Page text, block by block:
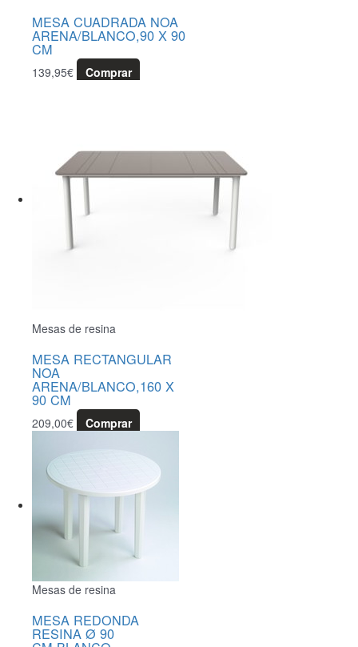
MESA CUADRADA NOA
ARENA/BLANCO,90 X 90
CM
139,95€ Comprar
Mesas de resina
MESA RECTANGULAR
NOA
ARENA/BLANCO,160 X
90 CM
209,00€ Comprar
Mesas de resina
MESA REDONDA
RESINA Ø 90